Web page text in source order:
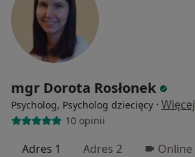
mgr Dorota Rosłonek
Psycholog, Psycholog dziecięcy · Więcej
10 opinii
Adres 1 Adres 2 Online